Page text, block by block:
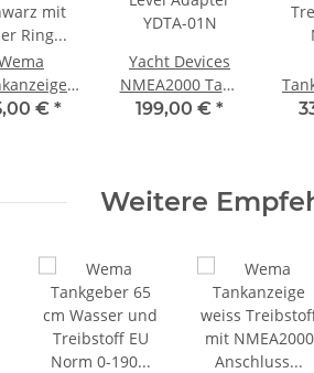
€ *
Yacht Devices
NMEA2000 Tank
Level Adapter
199,00 € *
cm
Weitere